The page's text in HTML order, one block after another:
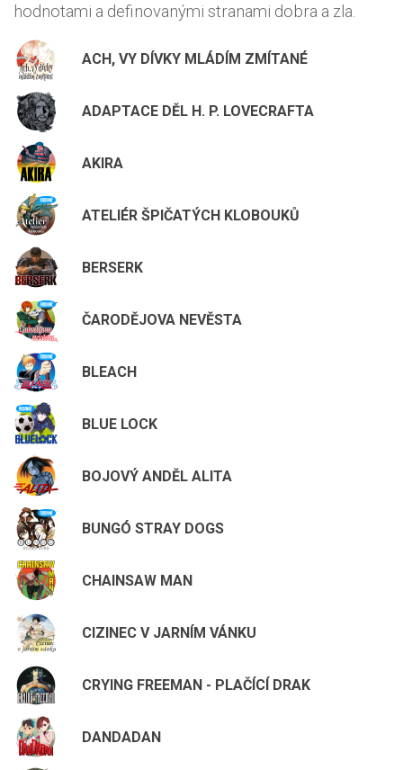
hodnotami a definovanými stranami dobra a zla.
ACH, VY DÍVKY MLÁDÍM ZMÍTANÉ
ADAPTACE DĚL H. P. LOVECRAFTA
AKIRA
ATELIÉR ŠPIČATÝCH KLOBOUKŮ
BERSERK
ČARODĚJOVA NEVĚSTA
BLEACH
BLUE LOCK
BOJOVÝ ANDĚL ALITA
BUNGÓ STRAY DOGS
CHAINSAW MAN
CIZINEC V JARNÍM VÁNKU
CRYING FREEMAN - PLAČÍCÍ DRAK
DANDADAN